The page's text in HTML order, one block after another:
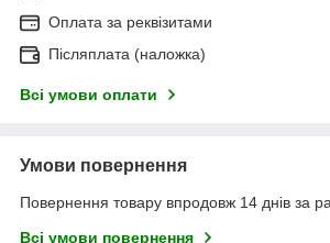
Оплата за реквізитами
Післяплата (наложка)
Всі умови оплати
Умови повернення
Повернення товару впродовж 14 днів за
Всі умови повернення